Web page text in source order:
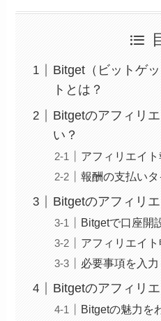
Bitget（ビットゲ
トとは？
Bitgetのアフィリ
い？
アフィリエイ
報酬の支払い
Bitgetのアフィリ
Bitgetで口座開
アフィリエイ
必要事項を入
Bitgetのアフィリ
Bitgetの魅力を